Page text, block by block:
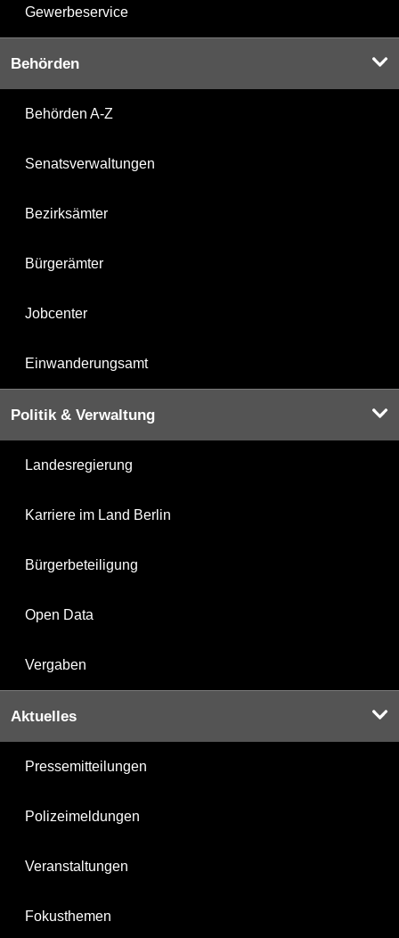
Gewerbeservice
Behörden
Behörden A-Z
Senatsverwaltungen
Bezirksämter
Bürgerämter
Jobcenter
Einwanderungsamt
Politik & Verwaltung
Landesregierung
Karriere im Land Berlin
Bürgerbeteiligung
Open Data
Vergaben
Aktuelles
Pressemitteilungen
Polizeimeldungen
Veranstaltungen
Fokusthemen